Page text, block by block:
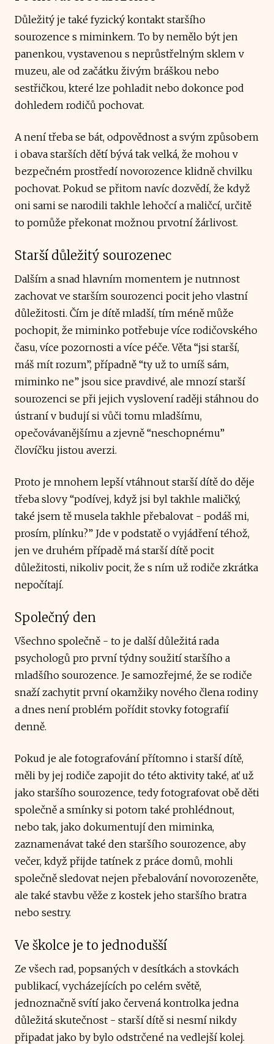
Důležitý je také fyzický kontakt staršího
sourozence s miminkem. To by nemělo být jen
panenkou, vystavenou s neprůstřelným sklem v
muzeu, ale od začátku živým bráškou nebo
sestřičkou, které lze pohladit nebo dokonce pod
dohledem rodičů pochovat.
A není třeba se bát, odpovědnost a svým způsobem
i obava starších dětí bývá tak velká, že mohou v
bezpečném prostředí novorozence klidně chvilku
pochovat. Pokud se přitom navíc dozvědí, že když
oni sami se narodili takhle lehočcí a maličcí, určitě
to pomůže překonat možnou prvotní žárlivost.
Starší důležitý sourozenec
Dalším a snad hlavním momentem je nutnnost
zachovat ve starším sourozenci pocit jeho vlastní
důležitosti. Čím je dítě mladší, tím méně může
pochopit, že miminko potřebuje více rodičovského
času, více pozornosti a více péče. Věta “jsi starší,
máš mít rozum”, případně “ty už to umíš sám,
miminko ne” jsou sice pravdivé, ale mnozí starší
sourozenci se při jejich vyslovení raději stáhnou do
ústraní v budují si vůči tomu mladšímu,
opečovávanějšímu a zjevně “neschopnému”
človíčku jistou averzi.
Proto je mnohem lepší vtáhnout starší dítě do děje
třeba slovy “podívej, když jsi byl takhle maličký,
také jsem tě musela takhle přebalovat - podáš mi,
prosím, plínku?” Jde v podstatě o vyjádření téhož,
jen ve druhém případě má starší dítě pocit
důležitosti, nikoliv pocit, že s ním už rodiče zkrátka
nepočítají.
Společný den
Všechno společně - to je další důležitá rada
psychologů pro první týdny soužití staršího a
mladšího sourozence. Je samozřejmé, že se rodiče
snaží zachytit první okamžiky nového člena rodiny
a dnes není problém pořídit stovky fotografií
denně.
Pokud je ale fotografování přítomno i starší dítě,
měli by jej rodiče zapojit do této aktivity také, ať už
jako staršího sourozence, tedy fotografovat obě děti
společně a smínky si potom také prohlédnout,
nebo tak, jako dokumentují den miminka,
zaznamenávat také den staršího sourozence, aby
večer, když přijde tatínek z práce domů, mohli
společně sledovat nejen přebalování novorozeněte,
ale také stavbu věže z kostek jeho staršího bratra
nebo sestry.
Ve školce je to jednodušší
Ze všech rad, popsaných v desítkách a stovkách
publikací, vycházejících po celém světě,
jednoznačně svítí jako červená kontrolka jedna
důležitá skutečnost - starší dítě si nesmí nikdy
připadat jako by bylo odstrčené na vedlejší kolej.